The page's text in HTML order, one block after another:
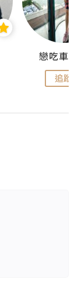
戀吃車
追蹤